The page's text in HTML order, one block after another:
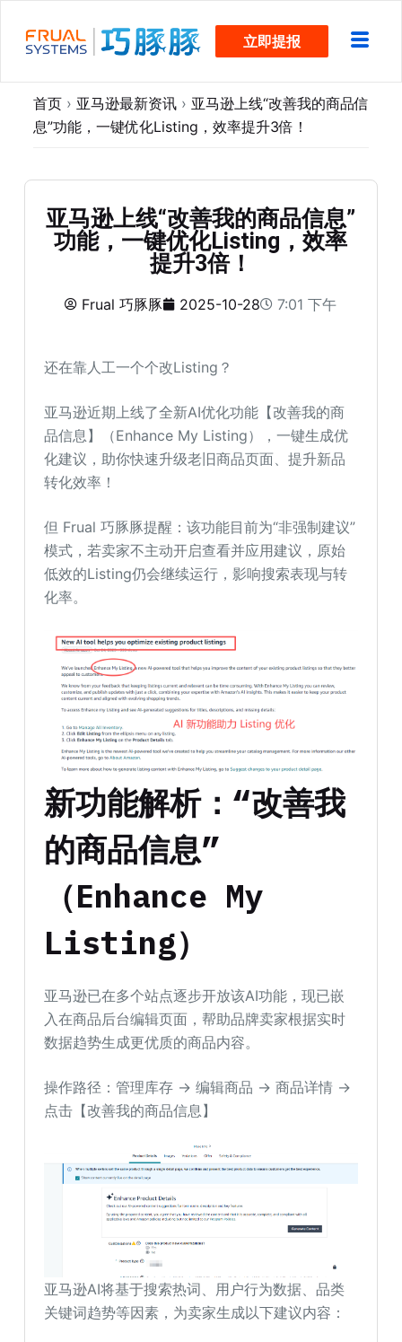
过
立即提报
首页 › 亚马逊最新资讯 › 亚马逊上线“改善我的商品信
息”功能，一键优化Listing，效率提升3倍！
亚马逊上线“改善我的商品信息”
功能，一键优化Listing，效率
提升3倍！
Frual 巧豚豚 2025-10-28 7:01 下午
还在靠人工一个个改Listing？
亚马逊近期上线了全新AI优化功能【改善我的商
品信息】（Enhance My Listing），一键生成优
化建议，助你快速升级老旧商品页面、提升新品
转化效率！
但 Frual 巧豚豚提醒：该功能目前为“非强制建议”
模式，若卖家不主动开启查看并应用建议，原始
低效的Listing仍会继续运行，影响搜索表现与转
化率。
新功能解析：“改善我
的商品信息”
（Enhance My
Listing）
亚马逊已在多个站点逐步开放该AI功能，现已嵌
入在商品后台编辑页面，帮助品牌卖家根据实时
数据趋势生成更优质的商品内容。
操作路径：管理库存 → 编辑商品 → 商品详情 →
点击【改善我的商品信息】
亚马逊AI将基于搜索热词、用户行为数据、品类
关键词趋势等因素，为卖家生成以下建议内容：